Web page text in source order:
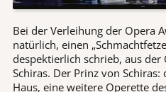
Bei der Verleihung der Opera
natürlich, einen
despektierlich schrieb, aus der
Schiras. Der Prinz von
Haus, eine weitere Operette